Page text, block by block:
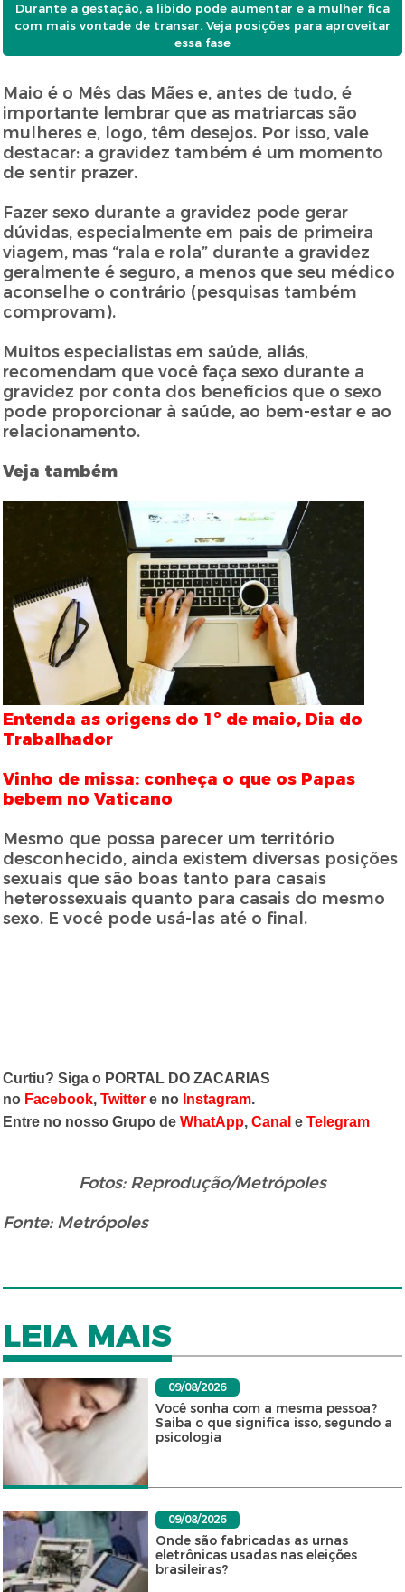
Durante a gestação, a libido pode aumentar e a mulher fica
com mais vontade de transar. Veja posições para aproveitar
essa fase
Maio é o Mês das Mães e, antes de tudo, é
importante lembrar que as matriarcas são
mulheres e, logo, têm desejos. Por isso, vale
destacar: a gravidez também é um momento
de sentir prazer.
Fazer sexo durante a gravidez pode gerar
dúvidas, especialmente em pais de primeira
viagem, mas “rala e rola” durante a gravidez
geralmente é seguro, a menos que seu médico
aconselhe o contrário (pesquisas também
comprovam).
Muitos especialistas em saúde, aliás,
recomendam que você faça sexo durante a
gravidez por conta dos benefícios que o sexo
pode proporcionar à saúde, ao bem-estar e ao
relacionamento.
Veja também
Entenda as origens do 1º de maio, Dia do
Trabalhador
Vinho de missa: conheça o que os Papas
bebem no Vaticano
Mesmo que possa parecer um território
desconhecido, ainda existem diversas posições
sexuais que são boas tanto para casais
heterossexuais quanto para casais do mesmo
sexo. E você pode usá-las até o final.
Curtiu? Siga o PORTAL DO ZACARIAS
no Facebook,Twitter e no Instagram.
Entre no nosso Grupo deWhatApp,Canal eTelegram
Fotos: Reprodução/Metrópoles
Fonte: Metrópoles
LEIA MAIS
09/08/2026
Você sonha com a mesma pessoa?
Saiba o que significa isso, segundo a
psicologia
09/08/2026
Onde são fabricadas as urnas
eletrônicas usadas nas eleições
brasileiras?